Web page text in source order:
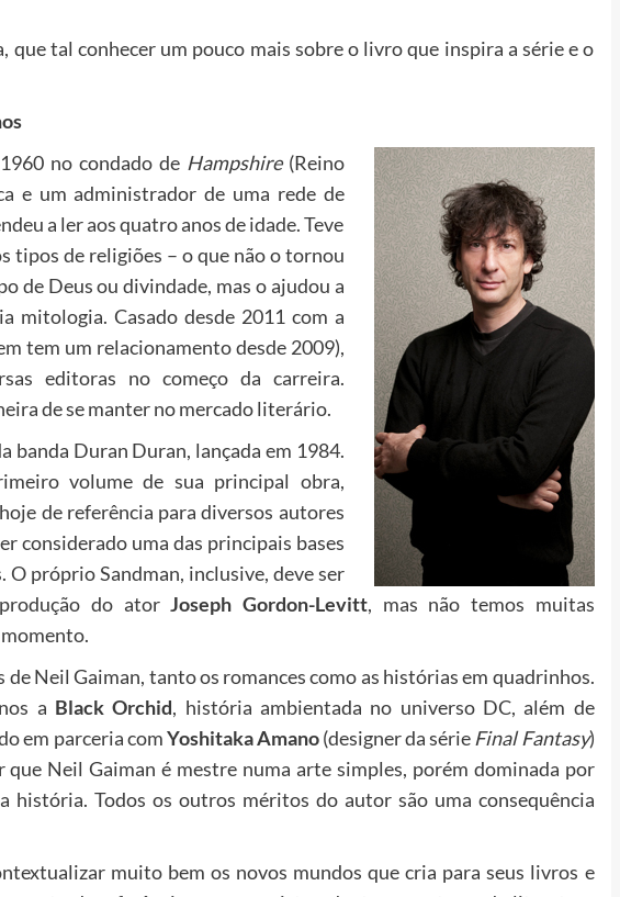
que tal conhecer um pouco mais sobre o livro que inspira a série e o
no condado de Hampshire(Reino
e um administrador de uma rede de
a ler aos quatro anos de idade. Teve
tipos de religiões – o que não o tornou
de Deus ou divindade, mas o ajudou a
mitologia. Casado desde 2011 com a
tem um relacionamento desde 2009),
editoras no começo da carreira.
de se manter no mercado literário.
banda Duran Duran, lançada em 1984.
volume de sua principal obra,
de referência para diversos autores
considerado uma das principais bases
O próprio Sandman, inclusive, deve ser
do atorJoseph Gordon-Levitt, mas não temos muitas
Neil Gaiman, tanto os romances como as histórias em quadrinhos.
a Black Orchid, história ambientada no universo DC, além de
em parceria comYoshitaka Amano(designer da série Final Fantasy)
que Neil Gaiman é mestre numa arte simples, porém dominada por
história. Todos os outros méritos do autor são uma consequência
muito bem os novos mundos que cria para seus livros e